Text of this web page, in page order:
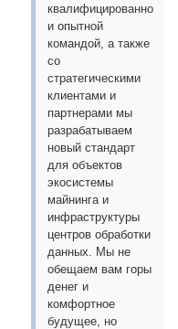
квалифицированной
и опытной
командой, а также
со
стратегическими
клиентами и
партнерами мы
разрабатываем
новый стандарт
для объектов
экосистемы
майнинга и
инфраструктуры
центров обработки
данных. Мы не
обещаем вам горы
денег и
комфортное
будущее, но